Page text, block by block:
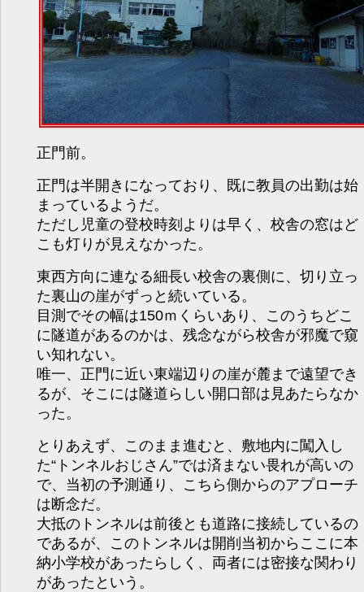
正門前。
正門は半開きになっており、既に教員の出勤は始
まっているようだ。
ただし児童の登校時刻よりは早く、校舎の窓はど
こも灯りが見えなかった。
東西方向に連なる細長い校舎の裏側に、切り立っ
た裏山の崖がずっと続いている。
目測でその幅は150ｍくらいあり、このうちどこ
に隧道があるのかは、残念ながら校舎が邪魔で窺
い知れない。
唯一、正門に近い東端辺りの崖が麓まで遠望でき
るが、そこには隧道らしい開口部は見あたらなか
った。
とりあえず、このまま進むと、敷地内に闖入し
た“トンネルおじさん”では済まない畏れが高いの
で、当初の予測通り、こちら側からのアプローチ
は断念だ。
大抵のトンネルは前後とも道路に接続しているの
であるが、このトンネルは開削当初からここに本
納小学校があったらしく、両者には密接な関わり
があったという。